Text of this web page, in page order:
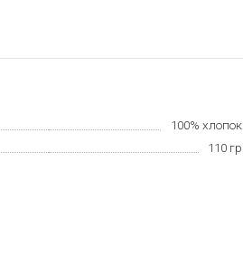
100% хлопок
110 гр